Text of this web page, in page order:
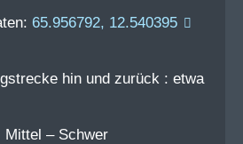
65.956792, 12.540395
hin und zurück : etwa
Mittel – Schwer